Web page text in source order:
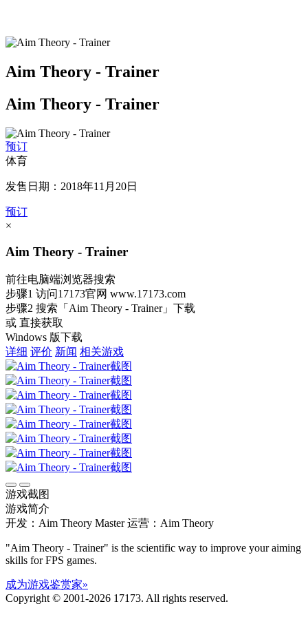
Aim Theory - Trainer
Aim Theory - Trainer
预订
体育
发售日期：2018年11月20日
预订
×
Aim Theory - Trainer
前往电脑端浏览器搜索
步骤1 访问17173官网 www.17173.com
步骤2 搜索 「Aim Theory - Trainer」 下载
或 直接获取
Windows 版下载
详细 评价 新闻 相关游戏
游戏截图
游戏简介
开发：Aim Theory Master 运营：Aim Theory
"Aim Theory - Trainer" is the scientific way to improve your aiming
skills for FPS games.
成为游戏鉴赏家»
Copyright © 2001-2026 17173. All rights reserved.